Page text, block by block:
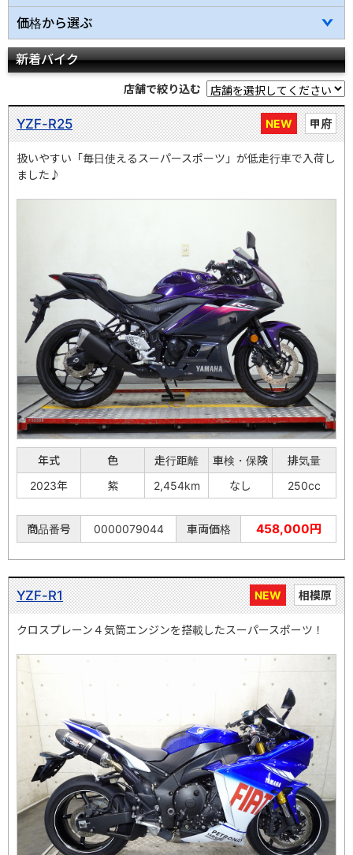
価格から選ぶ
新着バイク
店舗で絞り込む
NEW 甲府
YZF-R25
扱いやすい「毎日使えるスーパースポーツ」が低走行車で入荷し
ました♪
年式 色 走行距離 車検・保険
排気量
2023年
紫 2,454km なし 250cc
商品番号 0000079044 車両価格 458,000円
NEW 相模原
YZF-R1
クロスプレーン４気筒エンジンを搭載したスーパースポーツ！